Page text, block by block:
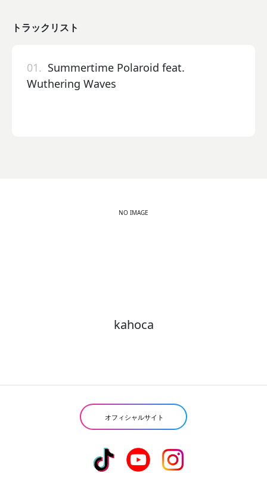
トラックリスト
01. Summertime Polaroid feat.
Wuthering Waves
NO IMAGE
kahoca
オフィシャルサイト